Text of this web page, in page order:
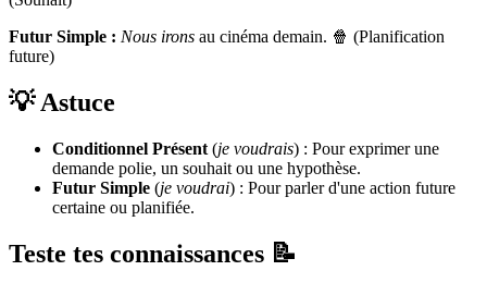
Futur Simple : Nous irons au cinéma demain. 🍿 (Planification
future)
💡 Astuce
Conditionnel Présent (je voudrais) : Pour exprimer une
demande polie, un souhait ou une hypothèse.
Futur Simple (je voudrai) : Pour parler d'une action future
certaine ou planifiée.
Teste tes connaissances 📝